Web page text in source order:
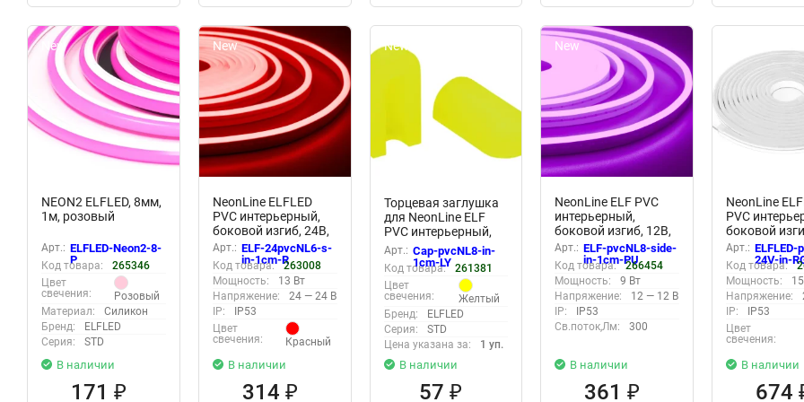
New
NEON2 ELFLED, 8мм,
1м, розовый
Арт.: ELFLED-Neon2-8-
P
Код товара:
265346
Цвет
свечения:
Розовый
Материал:
Силикон
Бренд:
ELFLED
Серия:
STD
В наличии
171 ₽
New
NeonLine ELFLED
PVC интерьерный,
боковой изгиб, 24В,
IP53, 6мм, 1м,
кратность реза 1см,
красный
Арт.: ELF-24pvcNL6-s-
in-1cm-R
Код товара:
263008
Мощность:
13 Вт
Напряжение:
24 — 24 В
IP:
IP53
Цвет
свечения:
Красный
В наличии
314 ₽
New
Торцевая заглушка
для NeonLine ELF
PVC интерьерный,
8мм, боковой изгиб,
лим.желтый, для
1см (10 шт)
Арт.: Cap-pvcNL8-in-
1cm-LY
Код товара:
261381
Цвет
свечения:
Желтый
Бренд:
ELFLED
Серия:
STD
Цена указана за:
1 уп.
В наличии
57₽
New
NeonLine ELF PVC
интерьерный,
боковой изгиб, 12В,
IP53, 8мм, 1м,
кратность реза 1см,
фиолетовый
Арт.: ELF-pvcNL8-side-
in-1cm-PU
Код товара:
266454
Мощность:
9 Вт
Напряжение:
12 — 12 В
IP:
IP53
Св.поток,Лм:
300
В наличии
361₽
NeonLine
PVC
боковой
IP53, 6мм, 1м,
Арт.: ELFLED-
24V-in-
Код товара:
Мощность:
Напряжение:
IP:
IP53
Цвет
свечения:
В наличии
674